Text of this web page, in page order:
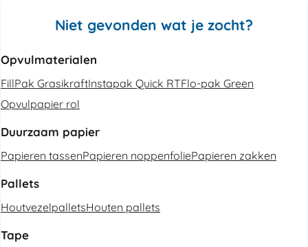
Niet gevonden wat je zocht?
Opvulmaterialen
FillPak GrasikraftInstapak Quick RTFlo-pak Green
Opvulpapier rol
Duurzaam papier
Papieren tassenPapieren noppenfoliePapieren zakken
Pallets
HoutvezelpalletsHouten pallets
Tape